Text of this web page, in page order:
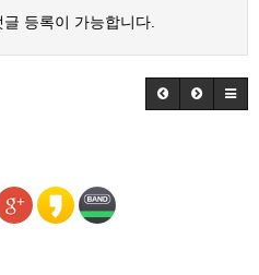
등록이 가능합니다.